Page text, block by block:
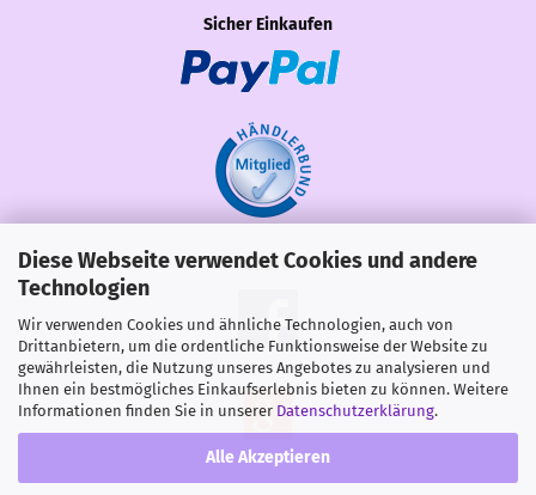
Diese Webseite verwendet Cookies und andere
Technologien
Wir verwenden Cookies und ähnliche Technologien, auch von
Drittanbietern, um die ordentliche Funktionsweise der Website zu
gewährleisten, die Nutzung unseres Angebotes zu analysieren und
Ihnen ein bestmögliches Einkaufserlebnis bieten zu können. Weitere
Informationen finden Sie in unserer Datenschutzerklärung.
Alle Akzeptieren
Sicher Einkaufen
Share